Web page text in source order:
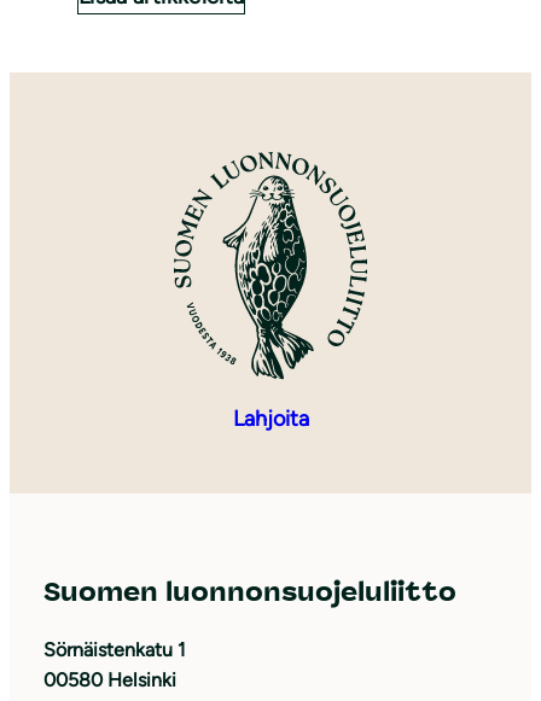
Lahjoita
Suomen luonnonsuojeluliitto
Sörnäistenkatu 1
00580 Helsinki